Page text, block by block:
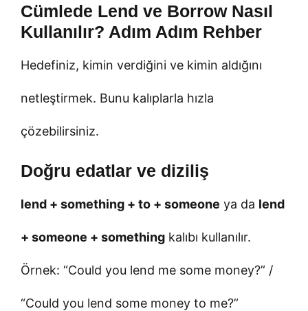
Cümlede Lend ve Borrow Nasıl
Kullanılır? Adım Adım Rehber
Hedefiniz, kimin verdiğini ve kimin aldığını
netleştirmek. Bunu kalıplarla hızla
çözebilirsiniz.
Doğru edatlar ve diziliş
lend + something + to + someone ya da lend
+ someone + something kalıbı kullanılır.
Örnek: “Could you lend me some money?” /
“Could you lend some money to me?”